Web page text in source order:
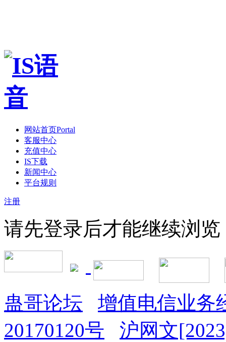
网站首页Portal
客服中心
充值中心
IS下载
新闻中心
平台规则
注册
请先登录后才能继续浏览
蛊哥论坛
增值电信业务
20170120号
沪网文